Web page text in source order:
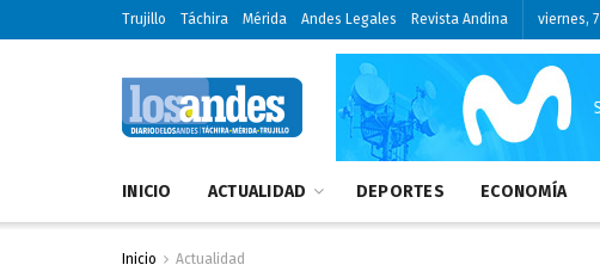
Trujillo Táchira Mérida Andes Legales Revista Andina viernes,
INICIO ACTUALIDAD DEPORTES ECONOMÍA
Inicio Actualidad